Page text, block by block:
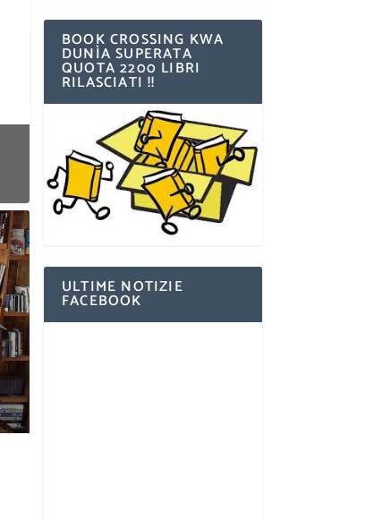
BOOK CROSSING KWA
DUNÌA SUPERATA
QUOTA 2200 LIBRI
RILASCIATI !!
ULTIME NOTIZIE
FACEBOOK